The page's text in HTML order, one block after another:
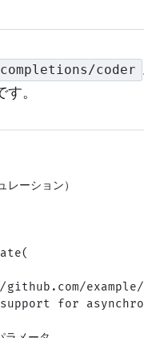
coder
。
ーション）
for